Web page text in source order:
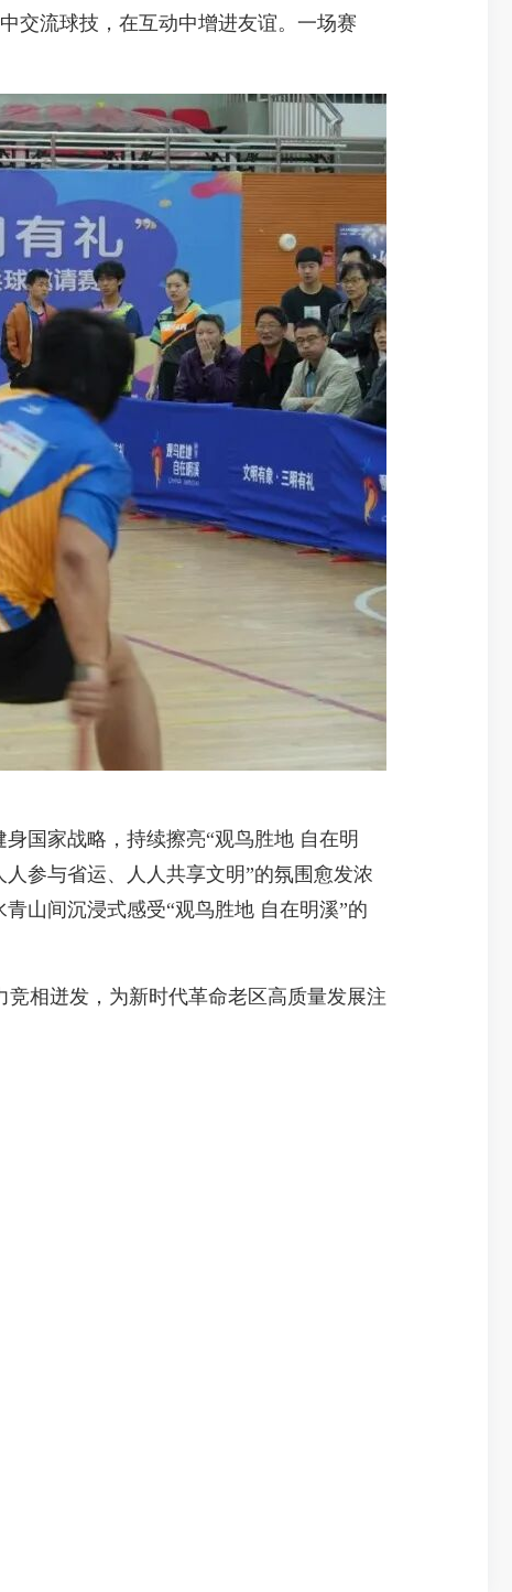
交流球技，在互动中增进友谊。一场赛
国家战略，持续擦亮“观鸟胜地 自在明
参与省运、人人共享文明”的氛围愈发浓
山间沉浸式感受“观鸟胜地 自在明溪”的
相迸发，为新时代革命老区高质量发展注